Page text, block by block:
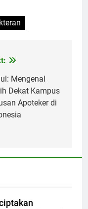
Mengenal
Dekat Kampus
Apoteker di